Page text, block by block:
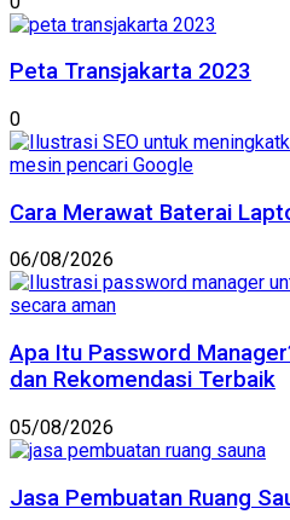
Peta Transjakarta 2023
0
Cara Merawat Baterai
06/08/2026
Apa Itu Password
dan Rekomendasi Terbaik
05/08/2026
Jasa Pembuatan Ruang